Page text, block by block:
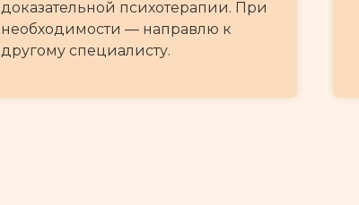
доказательной психотерапии. При
необходимости — направлю к
другому специалисту.